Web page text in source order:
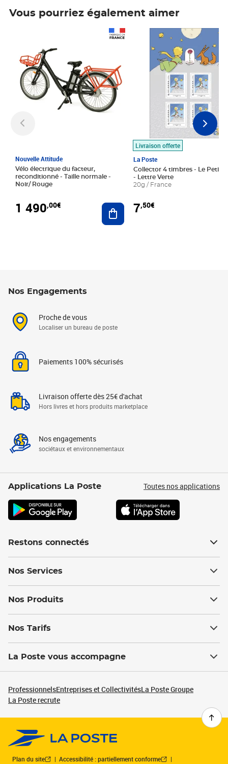
Vous pourriez également aimer
Nouvelle Attitude
Vélo électrique du facteur,
reconditionné - Taille normale -
Noir/ Rouge
1 490,00€ Ajouter au panier
Livraison offerte
La Poste
Collector 4 timbres - Le Petit
- Lettre Verte
20g / France
7,50€
Prix 7,50€
Nos Engagements
Proche de vous
Localiser un bureau de poste
Paiements 100% sécurisés
Livraison offerte dès 25€ d'achat
Hors livres et hors produits marketplace
Nos engagements
sociétaux et environnementaux
Applications La Poste Toutes nos applications
Restons connectés
Nos Services
Nos Produits
Nos Tarifs
La Poste vous accompagne
ProfessionnelsEntreprises et CollectivitésLa Poste Groupe
La Poste recrute
Plan du site Accessibilité : partiellement conforme